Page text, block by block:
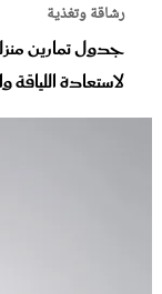
رشاقة وتغذية
لاستعادة اللياقة